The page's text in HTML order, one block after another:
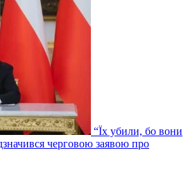
“Їх убили, бо вони
черговою заявою про